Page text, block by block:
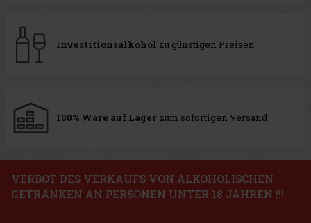
Investitionsalkohol zu günstigen Preisen
100% Ware auf Lager zum sofortigen Versand
VERBOT DES VERKAUFS VON ALKOHOLISCHEN
GETRÄNKEN AN PERSONEN UNTER 18 JAHREN !!!